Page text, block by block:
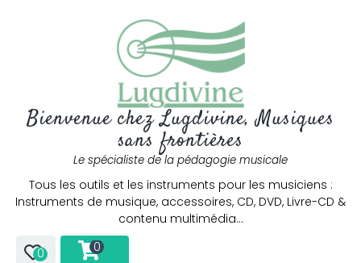
Bienvenue chez Lugdivine, Musiques
sans frontières
Le spécialiste de la pédagogie musicale
Tous les outils et les instruments pour les musiciens :
Instruments de musique, accessoires, CD, DVD, Livre-CD &
contenu multimédia…
0 0